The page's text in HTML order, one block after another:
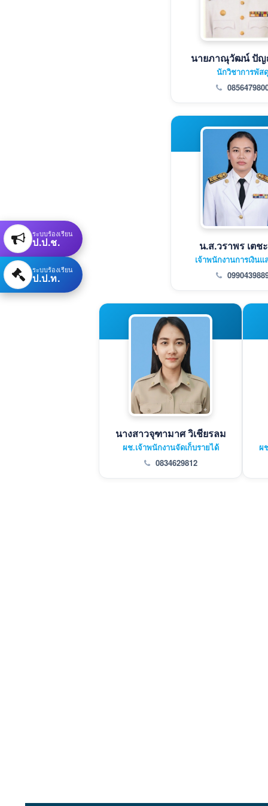
นายภาณุวัฒน์ ปั
นักวิชาการพัสดุ
น.ส.วราพร เตช
เจ้าพนักงานการเงิน
นางสาวจุฑามาศ วิเชียรลม
ผช.เจ้าพนักงานจัดเก็บรายได้
0834629812
ผ
ระบบร้องเรียน
ป.ป.ช.
ระบบร้องเรียน
ป.ป.ท.